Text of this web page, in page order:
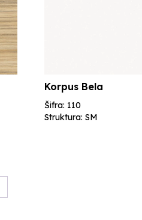
Korpus Bela
Šifra: 110
Struktura: SM